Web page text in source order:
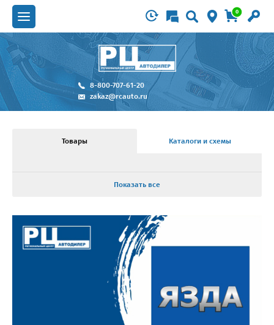
0
8-800-707-61-20
zakaz@rcauto.ru
Товары Каталоги и схемы
Показать все